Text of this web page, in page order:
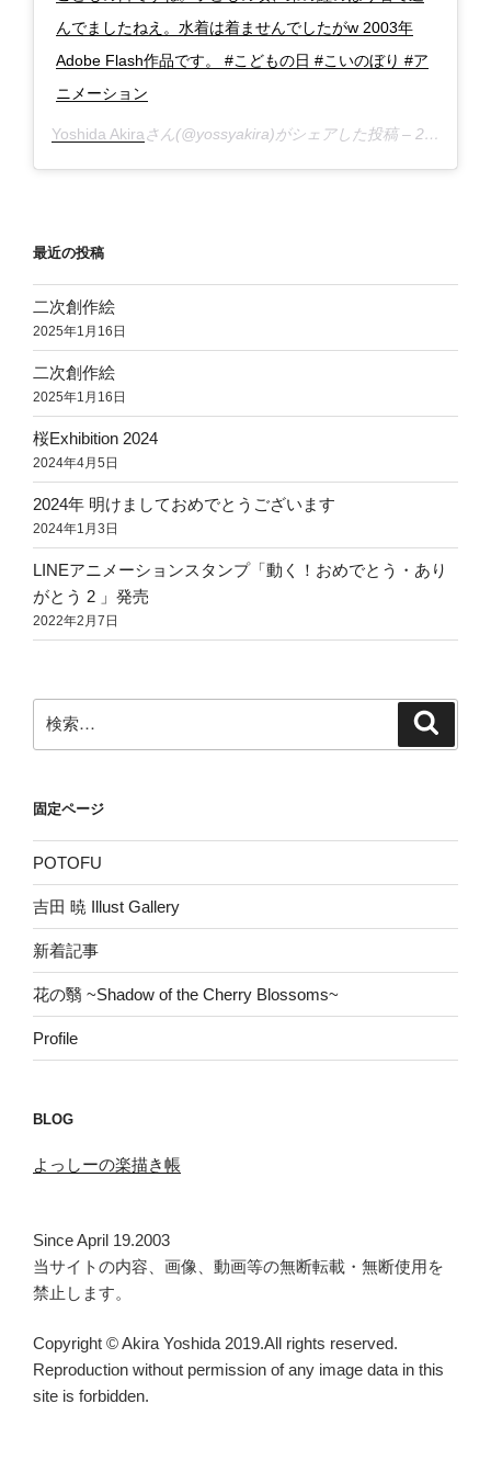
んでましたねえ。水着は着ませんでしたがw 2003年
Adobe Flash作品です。 #こどもの日 #こいのぼり #ア
ニメーション
Yoshida Akiraさん(@yossyakira)がシェアした投稿 – 2018年 5月月5日午前2時20分PDT
最近の投稿
二次創作絵
2025年1月16日
二次創作絵
2025年1月16日
桜Exhibition 2024
2024年4月5日
2024年 明けましておめでとうございます
2024年1月3日
LINEアニメーションスタンプ「動く！おめでとう・あり
がとう 2 」発売
2022年2月7日
索:
固定ページ
POTOFU
吉田 暁 Illust Gallery
新着記事
花の翳 ~Shadow of the Cherry Blossoms~
Profile
BLOG
よっしーの楽描き帳
Since April 19.2003
当サイトの内容、画像、動画等の無断転載・無断使用を
禁止します。
Copyright © Akira Yoshida 2019.All rights reserved.
Reproduction without permission of any image data in this
site is forbidden.